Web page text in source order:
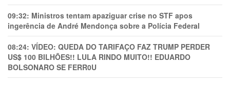
09:32: Ministros tentam apaziguar crise no STF apos
ingerência de André Mendonça sobre a Polícia Federal
08:24: VÍDEO: QUEDA DO TARIFAÇO FAZ TRUMP PERDER
US$ 100 BILHÕES!! LULA RINDO MUITO!! EDUARDO
BOLSONARO SE FERR0U